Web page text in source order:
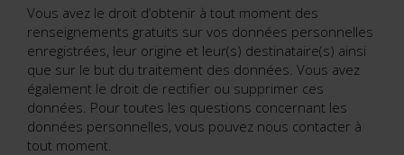
Vous avez le droit d’obtenir à tout moment des
renseignements gratuits sur vos données personnelles
enregistrées, leur origine et leur(s) destinataire(s) ainsi
que sur le but du traitement des données. Vous avez
également le droit de rectifier ou supprimer ces
données. Pour toutes les questions concernant les
données personnelles, vous pouvez nous contacter à
tout moment.